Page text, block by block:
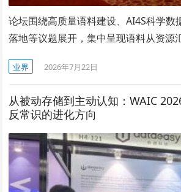
论坛围绕高质量语料建设、AI4S科学数
落地等议题展开，集中呈现语料从资源
业界 2026年7月22日
从被动存储到主动认知：WAIC
反常识的进化方向